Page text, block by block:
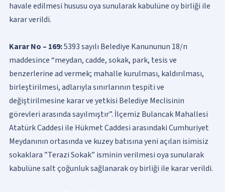
havale edilmesi hususu oya sunularak kabulüne oy birliği ile
karar verildi.
Karar No – 169:5393 sayılı Belediye Kanununun 18/n
maddesince “meydan, cadde, sokak, park, tesis ve
benzerlerine ad vermek; mahalle kurulması, kaldırılması,
birleştirilmesi, adlarıyla sınırlarının tespiti ve
değiştirilmesine karar ve yetkisi Belediye Meclisinin
görevleri arasında sayılmıştır”. İlçemiz Bulancak Mahallesi
Atatürk Caddesi ile Hükmet Caddesi arasındaki Cumhuriyet
Meydanının ortasında ve kuzey batısına yeni açılan isimisiz
sokaklara ”Terazi Sokak” isminin verilmesi oya sunularak
kabulüne salt çoğunluk sağlanarak oy birliği ile karar verildi.